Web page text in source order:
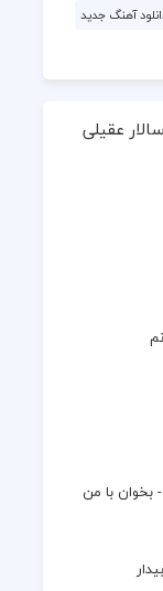
آهنگ جدید
عقیلی
بخوان با من